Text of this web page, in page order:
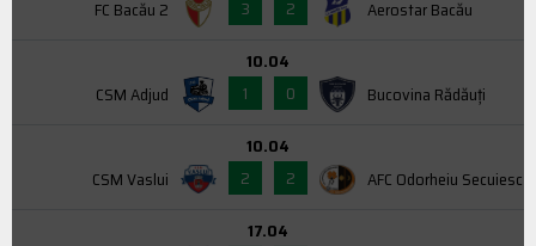
FC Bacău 2
3
2 Aerostar Bacău
CSM Adjud
10.04
1
0 Bucovina Rădăuți
CSM Vaslui
10.04
2
2 AFC Odorheiu Secuiesc
17.04